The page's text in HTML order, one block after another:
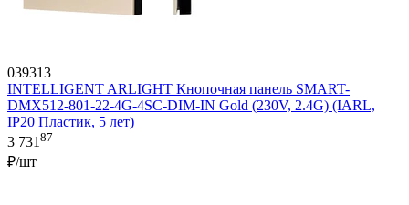
039313
INTELLIGENT ARLIGHT Кнопочная панель SMART-
DMX512-801-22-4G-4SC-DIM-IN Gold (230V, 2.4G) (IARL,
IP20 Пластик, 5 лет)
3 73187
₽/шт